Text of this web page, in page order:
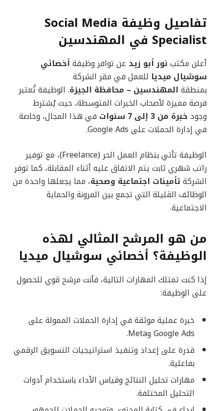
تفاصيل وظيفة Social Media
Specialist في المهندسين
أعلن مكتب نور أبو زيد عن توافر وظيفةأخصائي
سوشيال ميديا للعمل في مقر الشركة
بمنطقة المهندسين – محافظة الجيزة. الوظيفة تُعتبر
فرصة مميزة لأصحاب الخبرات المتوسطة، حيث يُشترط
وجود خبرة من 3 إلى 7 سنوات
في هذا المجال، وخاصة
في إدارة الحملات على Google Ads.
الوظيفة تأتي بنظام العمل الحر (Freelance)، مع توفير
راتب شهري ثابت يتم الاتفاق عليه أثناء المقابلة، كما توفر
الشركة تأمينات اجتماعية وصحية، مما يجعلها واحدة من
الوظائف القليلة التي تجمع بين المرونة والحماية
الاجتماعية.
من هو المرشح المثالي لهذه
الوظيفة؟ أخصائي سوشيال ميديا
إذا كنت تمتلك المهارات التالية، فأنت مرشح قوي للحصول
على الوظيفة:
خبرة عملية موثقة في إدارة الحملات الممولة على
Google Ads وMeta.
قدرة على إعداد وتنفيذ استراتيجيات التسويق الرقمي
بفاعلية.
مهارات تحليل النتائج وقياس الأداء باستخدام أدوات
التحليل المختلفة.